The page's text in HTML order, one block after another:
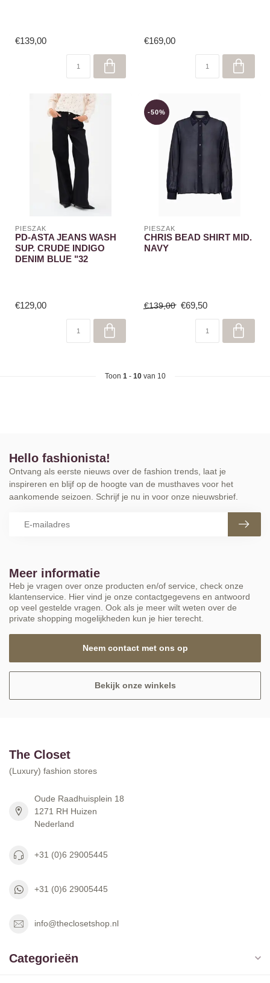
€139,00 €169,00
PIESZAK
PD-ASTA JEANS WASH
SUP. CRUDE INDIGO
DENIM BLUE "32
€129,00
-50%
PIESZAK
CHRIS BEAD SHIRT MID.
NAVY
€139,00 €69,50
Toon 1- 10van 10
Meer informatie
Heb je vragen over onze producten en/of service, check onze
klantenservice. Hier vind je onze contactgegevens en antwoord
op veel gestelde vragen. Ook als je meer wilt weten over de
private shopping mogelijkheden kun je hier terecht.
Neem contact met ons op
Bekijk onze winkels
Hello fashionista!
Ontvang als eerste nieuws over de fashion trends, laat je
inspireren en blijf op de hoogte van de musthaves voor het
aankomende seizoen. Schrijf je nu in voor onze nieuwsbrief.
The Closet
(Luxury) fashion stores
Oude Raadhuisplein 18
1271 RH Huizen
Nederland
+31 (0)6 29005445
+31 (0)6 29005445
info@theclosetshop.nl
Categorieën